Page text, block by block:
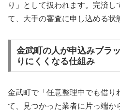
り」として扱われます。完済し
て、大手の審査に申し込める状
金武町の人が申込みブラ
りにくくなる仕組み
金武町で「任意整理中でも借り
て、見つかった業者に片っ端か